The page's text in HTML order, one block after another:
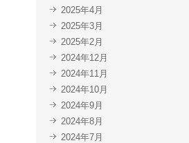
2025年4月
2025年3月
2025年2月
2024年12月
2024年11月
2024年10月
2024年9月
2024年8月
2024年7月